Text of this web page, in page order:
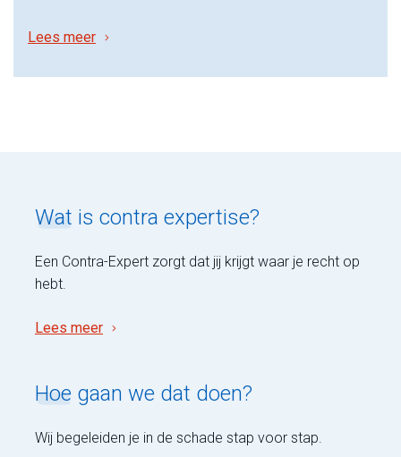
Lees meer
Wat is contra expertise?
Een Contra-Expert zorgt dat jij krijgt waar je recht op
hebt.
Lees meer
Hoe gaan we dat doen?
Wij begeleiden je in de schade stap voor stap.